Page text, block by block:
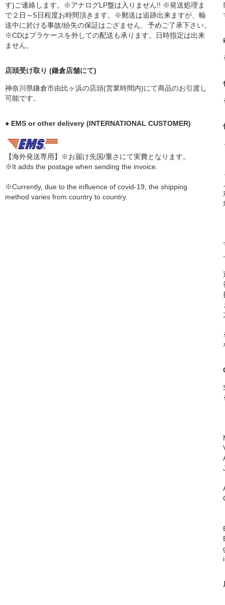
す)ご連絡します。※アナログLP盤は入りません!! ※発送処理ま
で２日～5日程度お時間頂きます。※郵送は追跡出来ますが、輸
送中に於ける事故/紛失の保証はござません、予めご了承下さい。
※CDはプラケースを外しての配送も承ります。日時指定は出来
ません。
店頭受け取り (鎌倉店舗にて)
神奈川県鎌倉市由比ヶ浜の店頭(営業時間内)にて商品のお引渡し
可能です。
● EMS or other delivery (INTERNATIONAL CUSTOMER)
【海外発送専用】※お届け先国/重さにて実費となります。
※It adds the postage when sending the invoice.
※Currently, due to the influence of covid-19, the shipping
method varies from country to country.